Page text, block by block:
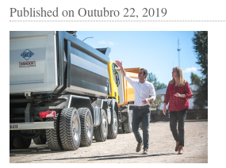
Published on Outubro 22, 2019